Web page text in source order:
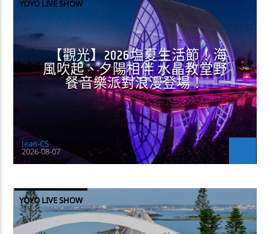
YOYO LIVE SHOW
【觀光】2026塩夏生活節！海
風吹起、夕陽相伴 水晶教堂野
餐音樂派對浪漫登場！
Jean-CS
2026-08-07
YOYO LIVE SHOW